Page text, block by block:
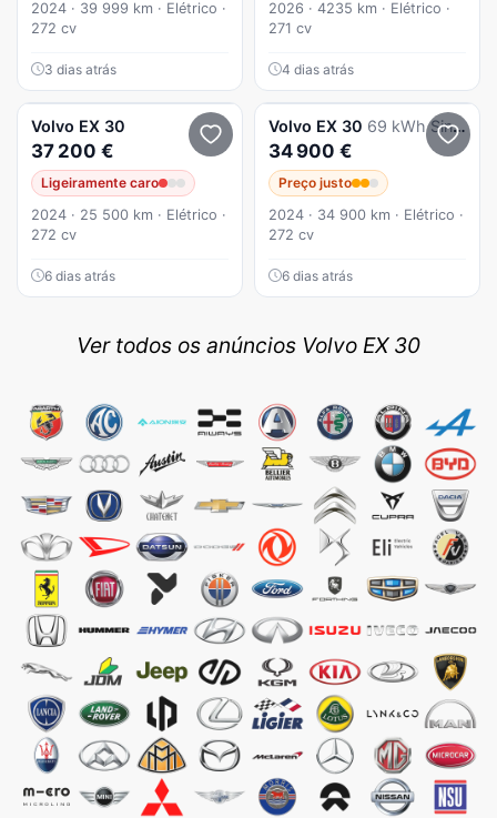
2024 · 39 999 km · Elétrico ·
272 cv
3 dias atrás
2026 · 4235 km · Elétrico ·
271 cv
4 dias atrás
Volvo EX 30
37 200 €
Ligeiramente caro
2024 · 25 500 km · Elétrico ·
272 cv
6 dias atrás
Volvo EX 30 69 kWh Single Motor Extended Range Plus
34 900 €
Preço justo
2024 · 34 900 km · Elétrico ·
272 cv
6 dias atrás
Ver todos os anúncios Volvo EX 30